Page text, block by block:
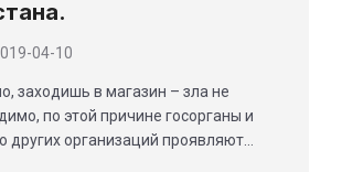
04-10
заходишь в магазин – зла не
по этой причине госорганы и
других организаций проявляют…